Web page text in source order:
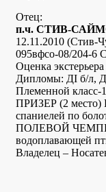
Отец:
п.ч. СТИВ-
12.11.2010 (Стив-
095вфсо-08/204-6
Оценка
Дипломы: ДI б/л,
Племенной класс-
ПРИЗЕР (2 место)
спаниелей по
ПОЛЕВОЙ
водоплавающей
Владелец –